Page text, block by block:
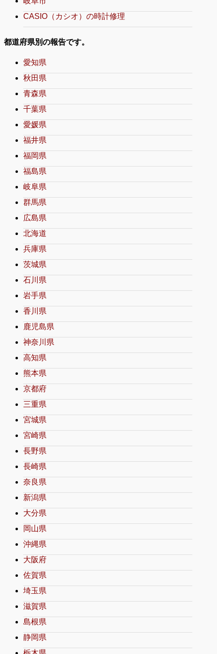
CASIO（カシオ）の時計修理
都道府県別の報告です。
愛知県
秋田県
青森県
千葉県
愛媛県
福井県
福岡県
福島県
岐阜県
群馬県
広島県
北海道
兵庫県
茨城県
石川県
岩手県
香川県
鹿児島県
神奈川県
高知県
熊本県
京都府
三重県
宮城県
宮崎県
長野県
長崎県
奈良県
新潟県
大分県
岡山県
沖縄県
大阪府
佐賀県
埼玉県
滋賀県
島根県
静岡県